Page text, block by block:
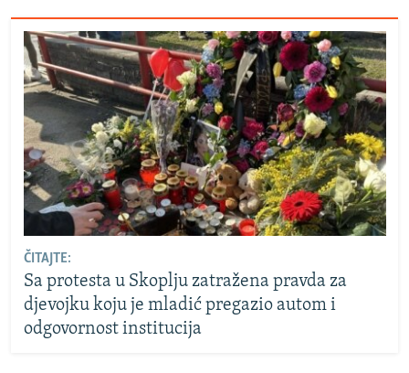
ČITAJTE:
Sa protesta u Skoplju zatražena pravda za
djevojku koju je mladić pregazio autom i
odgovornost institucija